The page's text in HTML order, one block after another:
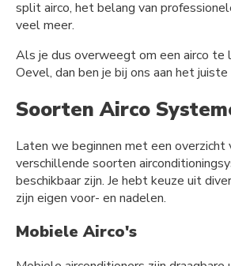
split airco, het belang van
veel meer.
Als je dus overweegt om een airco te
Oevel, dan ben je bij ons aan het juiste
Soorten Airco
Laten we beginnen met een overzicht
verschillende soorten
beschikbaar zijn. Je hebt keuze uit
zijn eigen voor- en nadelen.
Mobiele Airco's